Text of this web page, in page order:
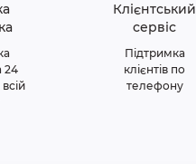
24
Клієнтський
сервіс
Підтримка
клієнтів по
телефону